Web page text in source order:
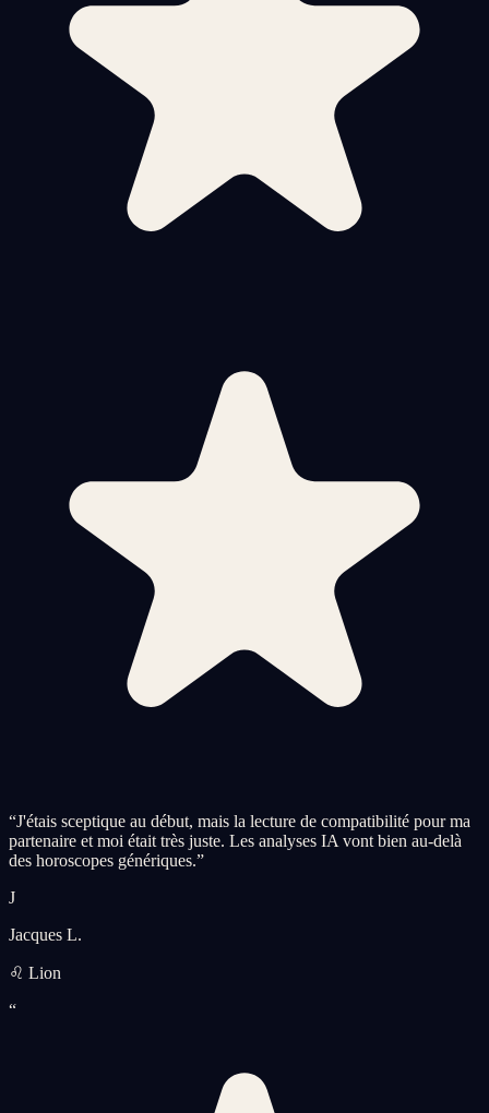
“J'étais sceptique au début, mais la lecture de compatibilité pour ma
partenaire et moi était très juste. Les analyses IA vont bien au-delà
des horoscopes génériques.”
J
Jacques L.
♌ Lion
“